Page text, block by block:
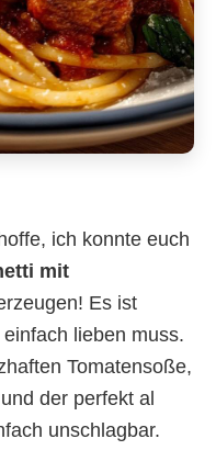
ich konnte euch
mit
Es ist
lieben muss.
Tomatensoße,
der perfekt al
unschlagbar.